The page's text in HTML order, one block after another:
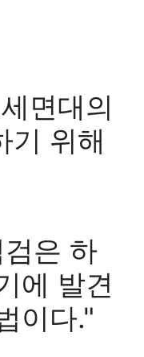
면대의
기 위해
은 하
에 발견
이다."